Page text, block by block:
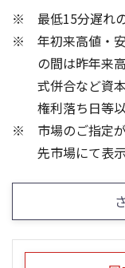
25/06
25/04
0
1,000
1,500
22/01
21/01
200
最低15分遅れ
年初来高値・
の間は昨年来
式併合など資
権利落ち日等
市場のご指定
先市場にて表